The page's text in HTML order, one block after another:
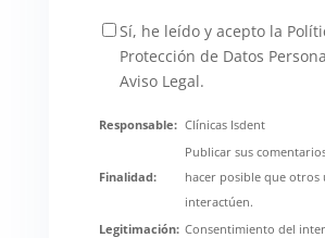
Sí, he leído y acepto la
Protección de Datos
Aviso Legal.
Responsable: Clínicas Isdent
Finalidad:
Publicar sus
hacer posible que otros
interactúen.
Legitimación: Consentimiento del